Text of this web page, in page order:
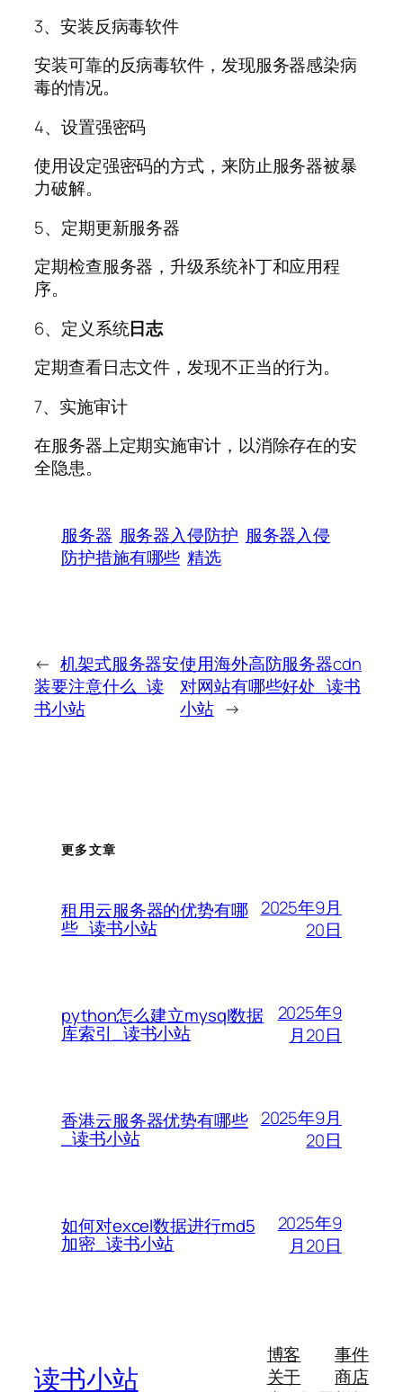
3、安装反病毒软件
安装可靠的反病毒软件，发现服务器感染病
毒的情况。
4、设置强密码
使用设定强密码的方式，来防止服务器被暴
力破解。
5、定期更新服务器
定期检查服务器，升级系统补丁和应用程
序。
6、定义系统日志
定期查看日志文件，发现不正当的行为。
7、实施审计
在服务器上定期实施审计，以消除存在的安
全隐患。
服务器 服务器入侵防护 服务器入侵
防护措施有哪些 精选
← 机架式服务器安
装要注意什么_读
书小站
使用海外高防服务器cdn
对网站有哪些好处_读书
小站 →
更多文章
租用云服务器的优势有哪
些_读书小站
2025年9月
20日
python怎么建立mysql数据
库索引_读书小站
2025年9
月20日
香港云服务器优势有哪些
_读书小站
2025年9月
20日
如何对excel数据进行md5
加密_读书小站
2025年9
月20日
读书小站
博客
关于
事件
商店